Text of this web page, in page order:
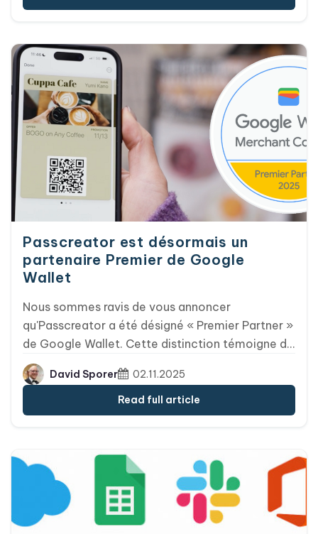
identité visuelle moderne et tournée vers l'avenir
épurés, modernes et cohérents sur tous les
points de contact. Nous lançons également la
nouvelle interface utilisateur d'Passcreator en
version bêta publique, qui sera déployée auprès
de tous nos clients. Il s'agit bien plus qu'un simple
rafraîchissement : c'est une mise à niveau
substantielle conçue pour rendre chaque
interaction plus rapide, plus claire et plus fiable.
Passcreator est désormais un
partenaire Premier de Google
Wallet
Nous sommes ravis de vous annoncer
qu'Passcreator a été désigné « Premier Partner »
de Google Wallet. Cette distinction témoigne de
notre expertise approfondie, de nos
déploiements éprouvés et de notre engagement
à aider les marques à offrir des expériences de
portefeuille mobile fluides, sécurisées et
David Sporer
02.11.2025
Read full article